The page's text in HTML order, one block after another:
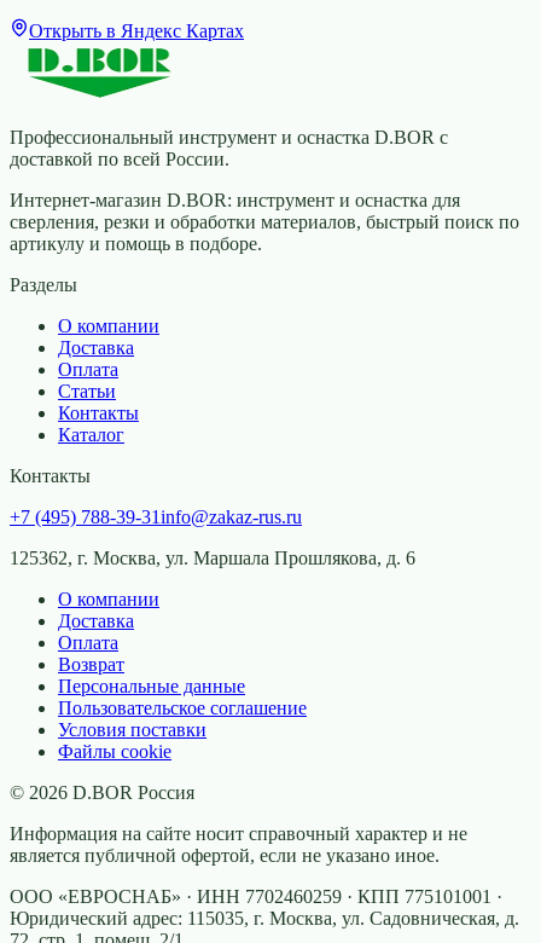
Открыть в Яндекс Картах
Профессиональный инструмент и оснастка D.BOR с
доставкой по всей России.
Интернет-магазин D.BOR: инструмент и оснастка для
сверления, резки и обработки материалов, быстрый поиск по
артикулу и помощь в подборе.
Разделы
О компании
Доставка
Оплата
Статьи
Контакты
Каталог
Контакты
+7 (495) 788-39-31info@zakaz-rus.ru
125362, г. Москва, ул. Маршала Прошлякова, д. 6
О компании
Доставка
Оплата
Возврат
Персональные данные
Пользовательское соглашение
Условия поставки
Файлы cookie
© 2026 D.BOR Россия
Информация на сайте носит справочный характер и не
является публичной офертой, если не указано иное.
ООО «ЕВРОСНАБ» · ИНН 7702460259 · КПП 775101001 ·
Юридический адрес: 115035, г. Москва, ул. Садовническая, д.